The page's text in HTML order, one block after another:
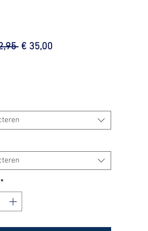
Normale
€ 35,00Verkoopprijs
*